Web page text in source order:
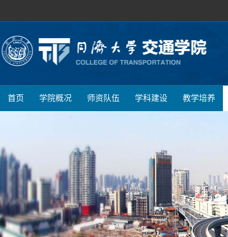
首页 学院概况 师资队伍 学科建设 教学培养